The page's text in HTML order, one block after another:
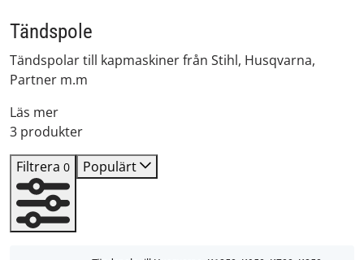
Tändspole
Tändspolar till kapmaskiner från Stihl, Husqvarna,
Partner m.m
Läs mer
3 produkter
Filtrera 0 Populärt